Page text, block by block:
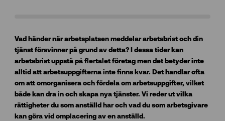
Vad händer när arbetsplatsen meddelar arbetsbrist och din
tjänst försvinner på grund av detta? I dessa tider kan
arbetsbrist uppstå på flertalet företag men det betyder inte
alltid att arbetsuppgifterna inte finns kvar. Det handlar ofta
om att omorganisera och fördela om arbetsuppgifter, vilket
både kan dra in och skapa nya tjänster. Vi reder ut vilka
rättigheter du som anställd har och vad du som arbetsgivare
kan göra vid omplacering av en anställd.